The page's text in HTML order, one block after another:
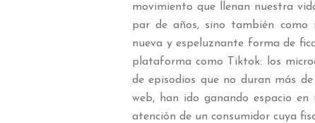
movimiento que llenan nuestra
par de años, sino también como
nueva y espeluznante forma de
plataforma como Tiktok: los
de episodios que no duran más
web, han ido ganando espacio
atención de un consumidor cuya